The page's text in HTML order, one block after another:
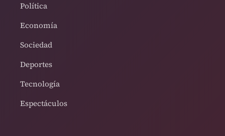
Política
Economía
Sociedad
Deportes
Tecnología
Espectáculos